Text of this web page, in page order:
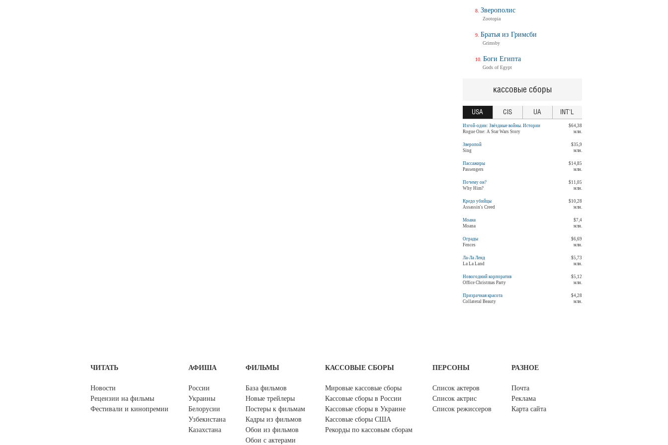
Зверополис
Zootopia
Братья из Гримсби
Grimsby
Боги Египта
Gods of Egypt
кассовые сборы
USA CIS UA INT'L
Изгой-один: Звёздные войны. Истории
Rogue One: A Star Wars Story
$64,38
млн.
Зверопой
Sing
$35,9
млн.
Пассажиры
Passengers
$14,85
млн.
Почему он?
Why Him?
$11,05
млн.
Кредо убийцы
Assassin's Creed
$10,28
млн.
Моана
Moana
$7,4
млн.
Ограды
Fences
$6,69
млн.
Ла-Ла Ленд
La La Land
$5,73
млн.
Новогодний корпоратив
Office Christmas Party
$5,12
млн.
Призрачная красота
Collateral Beauty
$4,28
млн.
ЧИТАТЬ
Новости
Рецензии на фильмы
Фестивали и кинопремии
АФИША
России
Украины
Белорусии
Узбекистана
Казахстана
ФИЛЬМЫ
База фильмов
Новые трейлеры
Постеры к фильмам
Кадры из фильмов
Обои из фильмов
Обои с актерами
КАССОВЫЕ СБОРЫ
Мировые кассовые сборы
Кассовые сборы в России
Кассовые сборы в Украине
Кассовые сборы США
Рекорды по кассовым сборам
ПЕРСОНЫ
Список актеров
Список актрис
Список режиссеров
РАЗНОЕ
Почта
Реклама
Карта сайта